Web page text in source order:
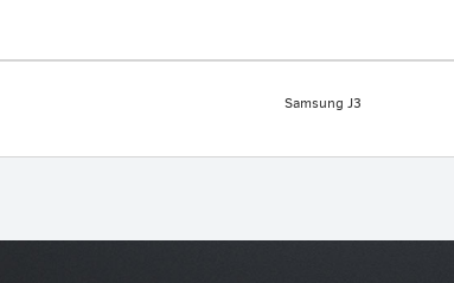
Samsung J3